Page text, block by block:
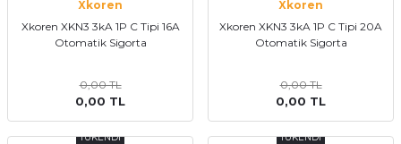
Xkoren
Xkoren XKN3 3kA 1P C Tipi 16A
Otomatik Sigorta
0,00 TL
0,00 TL
Xkoren
Xkoren XKN3 3kA 1P C Tipi 20A
Otomatik Sigorta
0,00 TL
0,00 TL
TÜKENDİ TÜKENDİ